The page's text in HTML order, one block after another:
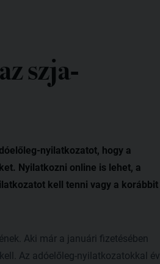
szja-
nyilatkozatot, hogy a
Nyilatkozni online is lehet, a
kell tenni vagy a korábbit
Aki már a januári fizetésében
Az adóelőleg-nyilatkozatokkal év